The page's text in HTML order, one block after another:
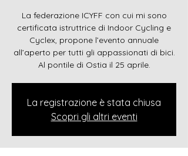
La federazione ICYFF con cui mi sono
certificata istruttrice di Indoor Cycling e
Cyclex, propone l’evento annuale
all’aperto per tutti gli appassionati di bici.
Al pontile di Ostia il 25 aprile.
La registrazione è stata chiusa
Scopri gli altri eventi